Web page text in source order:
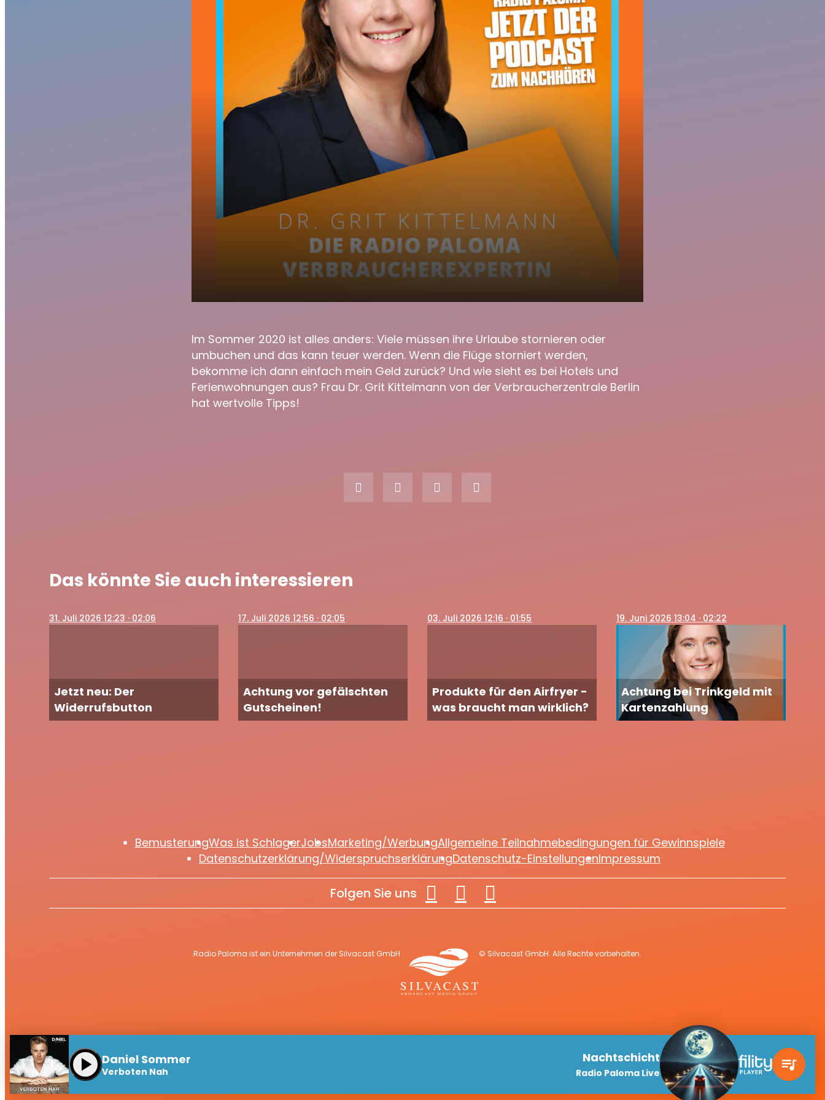
abgesagten Urlauben?
Im Sommer 2020 ist alles anders: Viele müssen ihre Urlaube stornieren oder
umbuchen und das kann teuer werden. Wenn die Flüge storniert werden,
bekomme ich dann einfach mein Geld zurück? Und wie sieht es bei Hotels und
Ferienwohnungen aus? Frau Dr. Grit Kittelmann von der Verbraucherzentrale Berlin
hat wertvolle Tipps!
Das könnte Sie auch interessieren
31. Juli 2026 12:23 · 02:06
Jetzt neu: Der
Widerrufsbutton
17. Juli 2026 12:56 · 02:05
Achtung vor gefälschten
Gutscheinen!
03. Juli 2026 12:16 · 01:55
Produkte für den Airfryer -
was braucht man wirklich?
19. Juni 2026 13:04 · 02:22
Achtung bei Trinkgeld mit
Kartenzahlung
BemusterungWas ist SchlagerJobsMarketing/WerbungAllgemeine Teilnahmebedingungen für Gewinnspiele
Datenschutzerklärung/WiderspruchserklärungDatenschutz-EinstellungenImpressum
Folgen Sie uns
Radio Paloma ist ein Unternehmen der Silvacast GmbH © Silvacast GmbH. Alle Rechte vorbehalten.
play_arrow Daniel Sommer
Verboten Nah
Nachtschicht
Radio Paloma Live queue_music